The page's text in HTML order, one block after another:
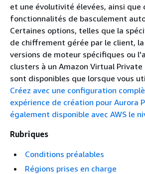
et une évolutivité élevées, ainsi que
fonctionnalités de basculement
Certaines options, telles que la
de chiffrement gérée par le client,
versions de moteur spécifiques ou
clusters à un Amazon Virtual Private
sont disponibles que lorsque vous
Créez avec une configuration
expérience de création pour Aurora
également disponible avec AWS le
Rubriques
Conditions préalables
Régions prises en charge